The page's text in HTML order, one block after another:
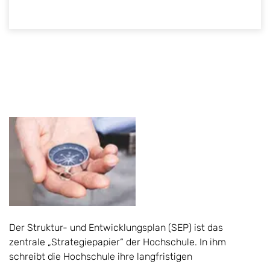
Der Struktur- und Entwicklungsplan (SEP) ist das
zentrale „Strategiepapier“ der Hochschule. In ihm
schreibt die Hochschule ihre langfristigen